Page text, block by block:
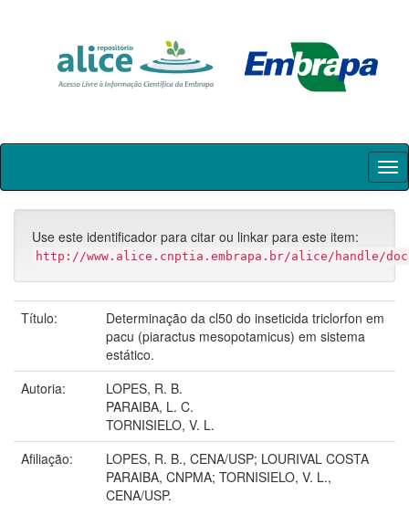
Skip
Use este identificador para citar ou linkar para este item:
http://www.alice.cnptia.embrapa.br/alice/handle/doc/
Título:
Determinação da cl50 do inseticida triclorfon em
pacu (piaractus mesopotamicus) em sistema
estático.
Autoria:
LOPES, R. B.
PARAIBA, L. C.
TORNISIELO, V. L.
Afiliação:
LOPES, R. B., CENA/USP; LOURIVAL COSTA
PARAIBA, CNPMA; TORNISIELO, V. L.,
CENA/USP.